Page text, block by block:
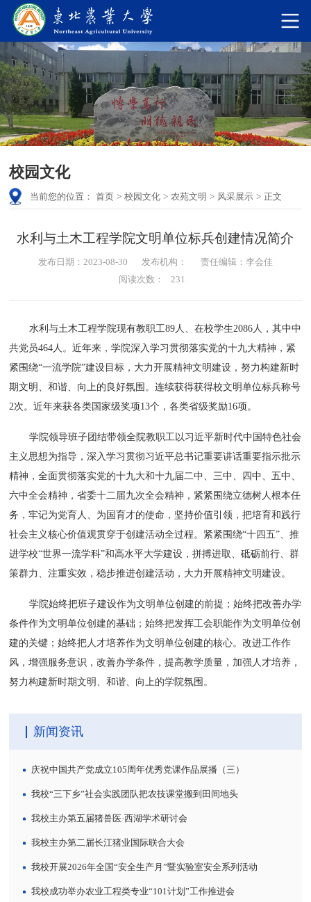
校园文化
当前您的位置： 首页 > 校园文化 > 农苑文明 > 风采展示 > 正文
水利与土木工程学院文明单位标兵创建情况简介
发布日期：2023-08-30 发布机构：
责任编辑：李会佳
阅读次数：
231
水利与土木工程学院现有教职工89人、在校学生2086人，其中中
共党员464人。近年来，学院深入学习贯彻落实党的十九大精神，紧
紧围绕“一流学院”建设目标，大力开展精神文明建设，努力构建新时
期文明、和谐、向上的良好氛围。连续获得获得校文明单位标兵称号
2次。近年来获各类国家级奖项13个，各类省级奖励16项。
学院领导班子团结带领全院教职工以习近平新时代中国特色社会
主义思想为指导，深入学习贯彻习近平总书记重要讲话重要指示批示
精神，全面贯彻落实党的十九大和十九届二中、三中、四中、五中、
六中全会精神，省委十二届九次全会精神，紧紧围绕立德树人根本任
务，牢记为党育人、为国育才的使命，坚持价值引领，把培育和践行
社会主义核心价值观贯穿于创建活动全过程。紧紧围绕“十四五”、推
进学校“世界一流学科”和高水平大学建设，拼搏进取、砥砺前行、群
策群力、注重实效，稳步推进创建活动，大力开展精神文明建设。
学院始终把班子建设作为文明单位创建的前提；始终把改善办学
条件作为文明单位创建的基础；始终把发挥工会职能作为文明单位创
建的关键；始终把人才培养作为文明单位创建的核心。改进工作作
风，增强服务意识，改善办学条件，提高教学质量，加强人才培养，
努力构建新时期文明、和谐、向上的学院氛围。
新闻资讯
庆祝中国共产党成立105周年优秀党课作品展播（三）
我校“三下乡”社会实践团队把农技课堂搬到田间地头
我校主办第五届猪兽医·西湖学术研讨会
我校主办第二届长江猪业国际联合大会
我校开展2026年全国“安全生产月”暨实验室安全系列活动
我校成功举办农业工程类专业“101计划”工作推进会